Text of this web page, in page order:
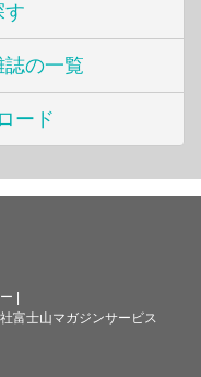
す
の一覧
ード
|
富士山マガジンサービス